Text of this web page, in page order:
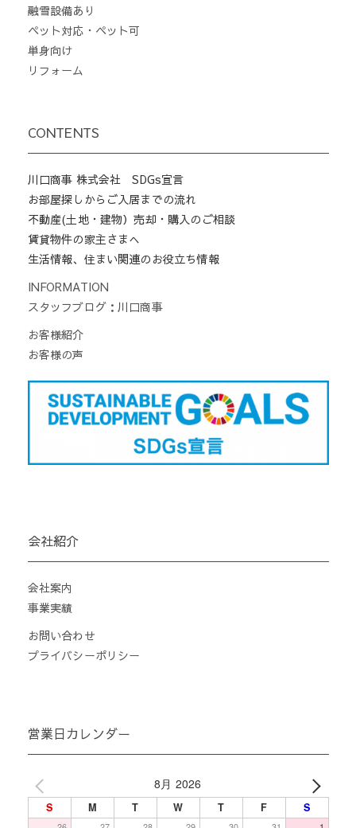
融雪設備あり
ペット対応・ペット可
単身向け
リフォーム
CONTENTS
川口商事 株式会社 SDGs宣言
お部屋探しからご入居までの流れ
不動産(土地・建物）売却・購入のご相談
賃貸物件の家主さまへ
生活情報、住まい関連のお役立ち情報
INFORMATION
スタッフブログ：川口商事
お客様紹介
お客様の声
会社紹介
会社案内
事業実績
お問い合わせ
プライバシーポリシー
営業日カレンダー
8月 2026
S M T W T F S